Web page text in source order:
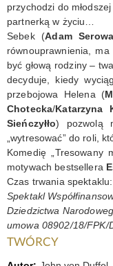
KONTAKT
przychodzi do
partnerką w życiu…
Sebek (Adam
równouprawnienia,
być głową rodziny –
decyduje, kiedy
przebojowa Helena (
Chotecka/Katarzyna
Sieńczyłło) pozwolą
„wytresować” do roli,
Komedię „Tresowany
motywach bestsellera
Czas trwania
Spektakl
Dziedzictwa
umowa 08902/18/FPK/
TWÓRCY